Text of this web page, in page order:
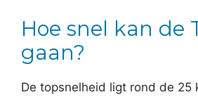
Hoe snel kan de
gaan?
De topsnelheid ligt rond de 25